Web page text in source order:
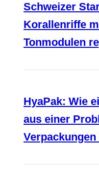
Schweizer
Korallenriffe
Tonmodulen
HyaPak: Wie
aus einer